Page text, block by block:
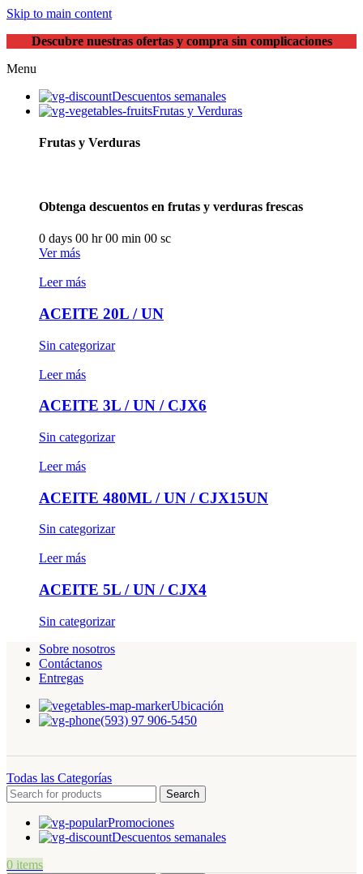
Skip to main content
Descubre nuestras ofertas y compra sin complicaciones
Menu
Descuentos semanales
Frutas y Verduras
Frutas y Verduras
Obtenga descuentos en frutas y verduras frescas
0 days 00 hr00 min 00 sc
Ver más
Leer más
ACEITE 20L / UN
Sin categorizar
Leer más
ACEITE 3L / UN / CJX6
Sin categorizar
Leer más
ACEITE 480ML / UN / CJX15UN
Sin categorizar
Leer más
ACEITE 5L / UN / CJX4
Sin categorizar
Sobre nosotros
Contáctanos
Entregas
Ubicación
(593) 97 906-5450
Todas las Categorías
Search
Promociones
Descuentos semanales
0 items